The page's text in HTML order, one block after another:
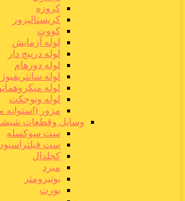
کروزه
کریستالیزور
کووت
لوله آزمایش
لوله درپیچ دار
لوله دورهام
لوله سانتریفیوژ
لوله
لوله ونوجکت
مزور (استوانه
وسایل وقطعات
ست سوکسله
ست
کجلدال
مبرد
بوتیرومتر
بورت